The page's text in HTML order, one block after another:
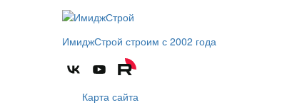
ИмиджСтрой строим с 2002 года
Карта сайта